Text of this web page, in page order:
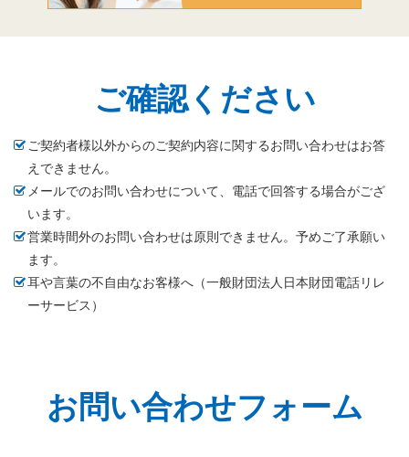
ご確認ください
ご契約者様以外からのご契約内容に関するお問い合わせはお答
えできません。
メールでのお問い合わせについて、電話で回答する場合がござ
います。
営業時間外のお問い合わせは原則できません。予めご了承願い
ます。
耳や言葉の不自由なお客様へ（一般財団法人日本財団電話リレ
ーサービス）
お問い合わせフォーム